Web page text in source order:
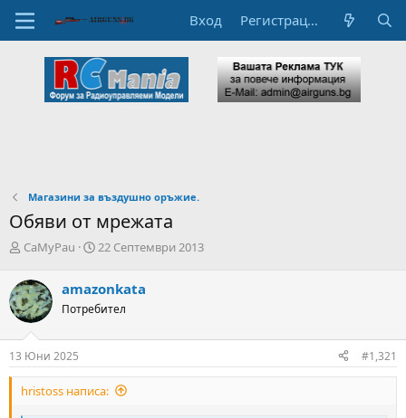
Вход Регистрация
Магазини за въздушно оръжие.
Обяви от мрежата
А
т
о
р
н
а
т
е
м
CaMyPau
Н
а
л
а
а
т
22 Септември 2013
amazonkata
Потребител
13 Юни 2025 #1,321
hristoss написа: